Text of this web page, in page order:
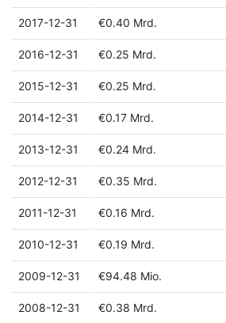
2017-12-31 €0.40 Mrd.
2016-12-31 €0.25 Mrd.
2015-12-31 €0.25 Mrd.
2014-12-31 €0.17 Mrd.
2013-12-31 €0.24 Mrd.
2012-12-31 €0.35 Mrd.
2011-12-31 €0.16 Mrd.
2010-12-31 €0.19 Mrd.
2009-12-31 €94.48 Mio.
2008-12-31 €0.38 Mrd.